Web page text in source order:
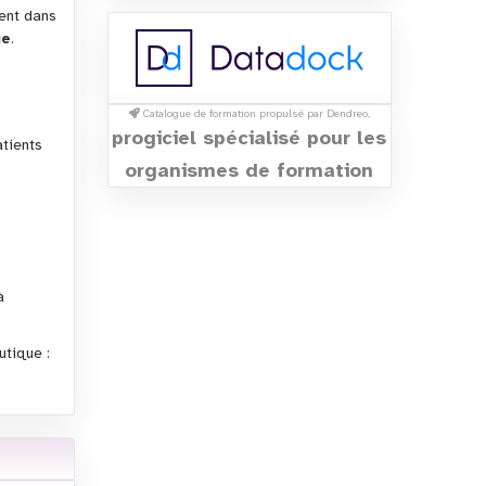
dans
.
:
Catalogue de formation propulsé par Dendreo,
progiciel spécialisé pour les
organismes de formation